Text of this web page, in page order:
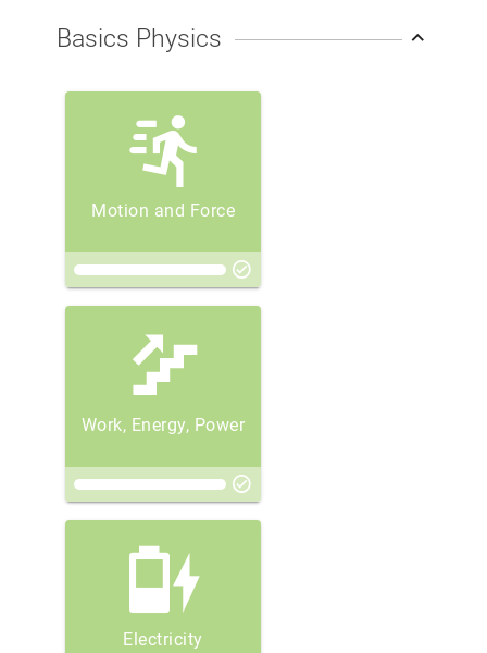
Basics Physics
Motion and Force
Work, Energy, Power
Electricity